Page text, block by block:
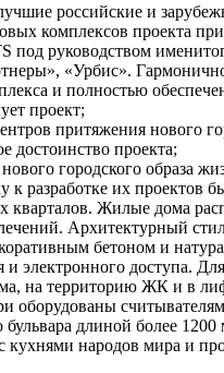
российские и
комплексов проекта
руководством
«Урбис».
и полностью
проект;
притяжения нового
достоинство проекта;
городского образа
разработке их
Жилые дома
Архитектурный
бетоном и
доступа.
на территорию ЖК и в
длиной более
кухнями народов мира и